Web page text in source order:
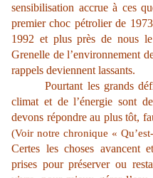
sensibilisation accrue à ces
premier choc pétrolier de
1992 et plus près de nous
Grenelle de l’environnement
rappels deviennent lassants.
Pourtant les grands
climat et de l’énergie sont
devons répondre au plus tôt,
(Voir notre chronique «
Certes les choses avancent
prises pour préserver ou